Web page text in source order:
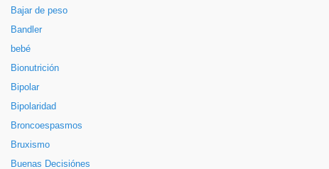
Bajar de peso
Bandler
bebé
Bionutrición
Bipolar
Bipolaridad
Broncoespasmos
Bruxismo
Buenas Decisiónes